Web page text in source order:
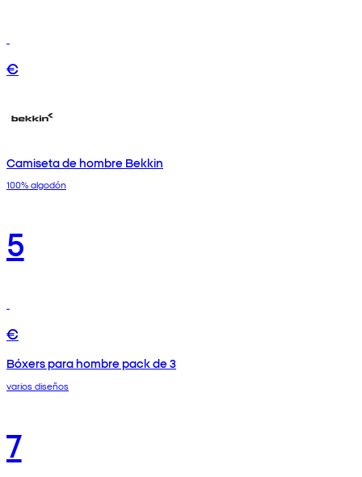
€
Camiseta de hombre Bekkin
100% algodón
5
€
Bóxers para hombre pack de 3
varios diseños
7